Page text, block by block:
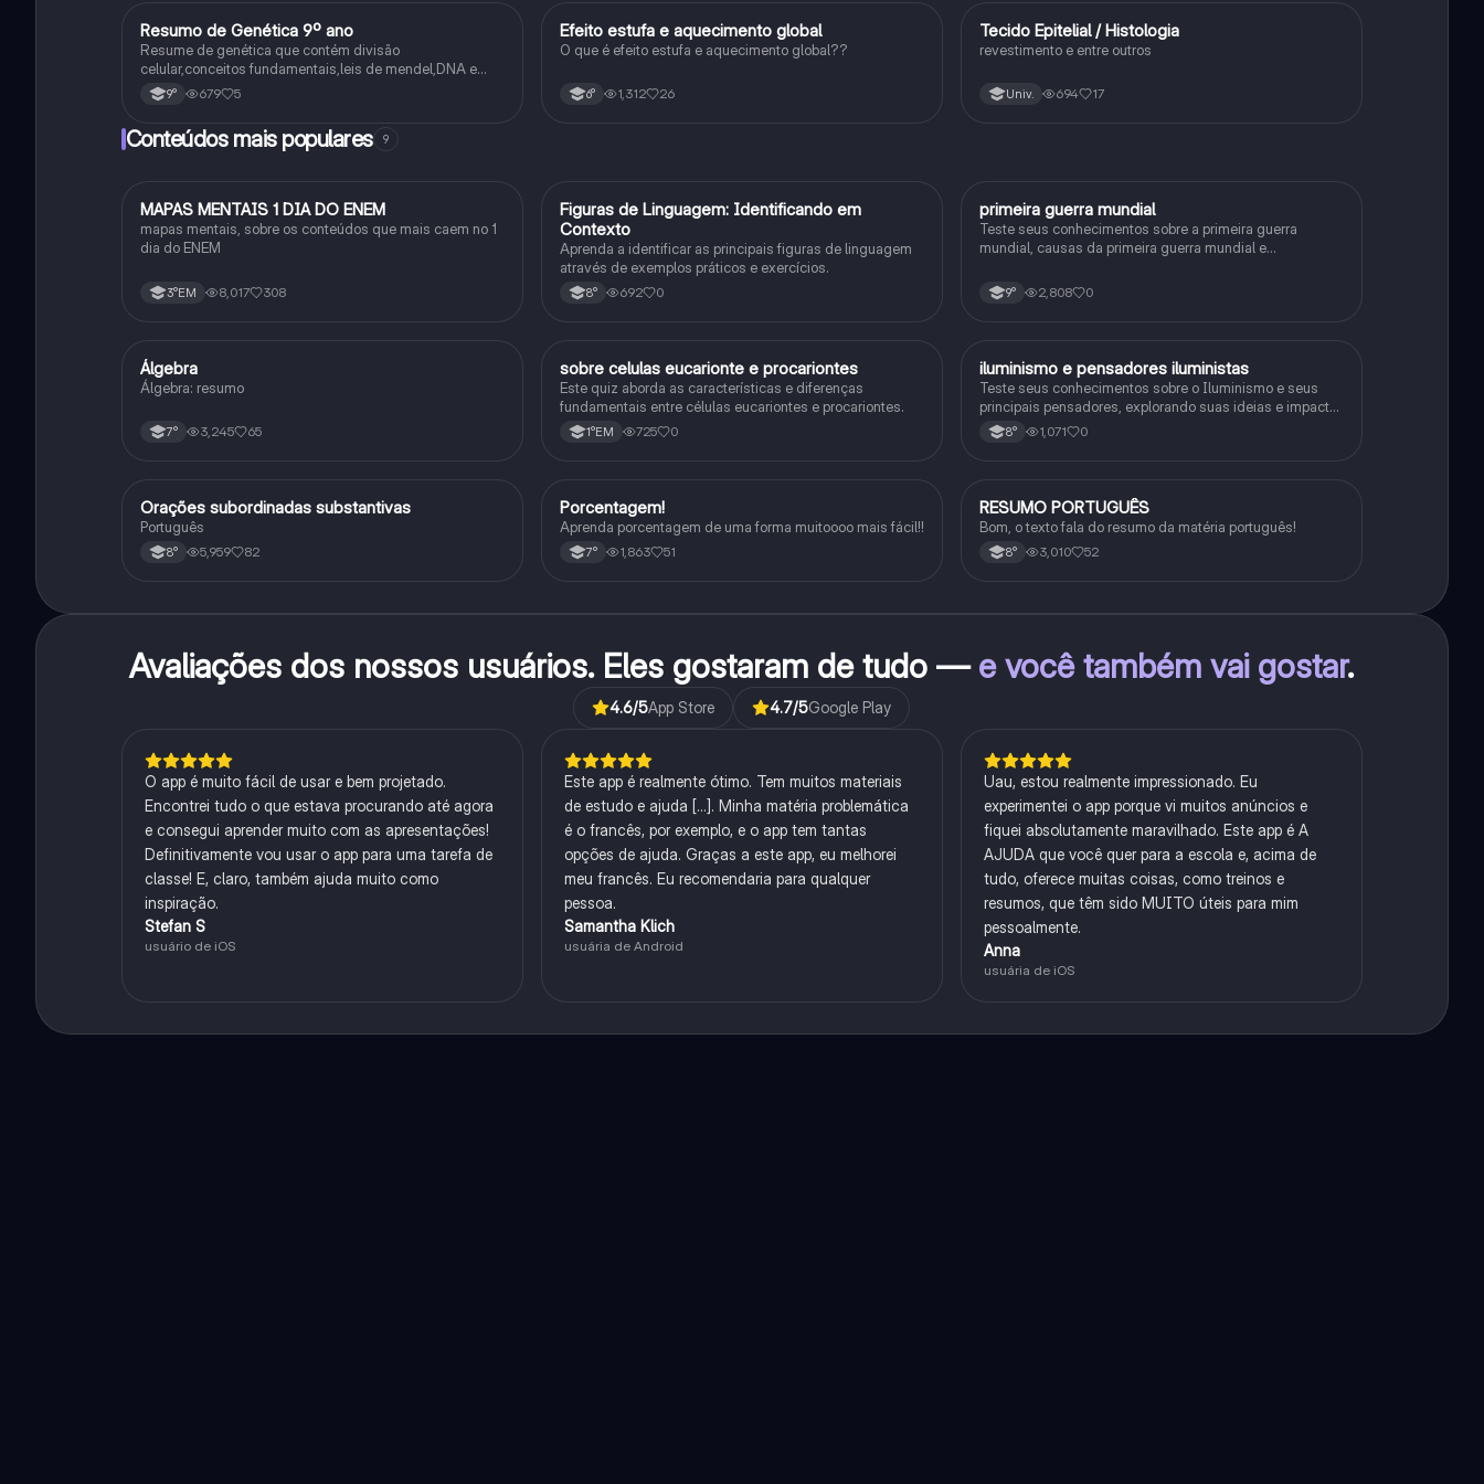
Ciência
Resumo de Genética 9º ano
Resume de genética que contém divisão
celular,conceitos fundamentais,leis de mendel,DNA e
RNA9° 679 5
Ciência
Efeito estufa e aquecimento global
O que é efeito estufa e aquecimento global??
6° 1,312 26
Ciência
Tecido Epitelial / Histologia
revestimento e entre outros
Univ. 694 17
Conteúdos mais populares 9
Português
MAPAS MENTAIS 1 DIA DO ENEM
mapas mentais, sobre os conteúdos que mais caem no 1
dia do ENEM
3°EM 8,017 308
FPortuguês
Figuras de Linguagem: Identificando em
Contexto
Aprenda a identificar as principais figuras de linguagem
através de exemplos práticos e exercícios.
8° 692 0
História
primeira guerra mundial
Teste seus conhecimentos sobre a primeira guerra
mundial, causas da primeira guerra mundial e
primeira guerra mundial
9° 2,808 0
Matematica
Álgebra
Álgebra: resumo
7° 3,245 65
Biologia
sobre celulas eucarionte e procariontes
Este quiz aborda as características e diferenças
fundamentais entre células eucariontes e procariontes.
1°EM 725 0
História
iluminismo e pensadores iluministas
Teste seus conhecimentos sobre o Iluminismo e seus
principais pensadores, explorando suas ideias e impacto
histórico.
8° 1,071 0
Português
Orações subordinadas substantivas
Português
8° 5,959 82
Matematica
Porcentagem!
Aprenda porcentagem de uma forma muitoooo mais fácil!!
7° 1,863 51
Português
RESUMO PORTUGUÊS
Bom, o texto fala do resumo da matéria português!
8° 3,010 52
Avaliações dos nossos usuários. Eles gostaram de tudo —e você também vai gostar.
4.6/5App Store 4.7/5Google Play
O app é muito fácil de usar e bem projetado.
Encontrei tudo o que estava procurando até agora
e consegui aprender muito com as apresentações!
Definitivamente vou usar o app para uma tarefa de
classe! E, claro, também ajuda muito como
inspiração.
Stefan S
usuário de iOS
Este app é realmente ótimo. Tem muitos materiais
de estudo e ajuda [...]. Minha matéria problemática
é o francês, por exemplo, e o app tem tantas
opções de ajuda. Graças a este app, eu melhorei
meu francês. Eu recomendaria para qualquer
pessoa.
Samantha Klich
usuária de Android
Uau, estou realmente impressionado. Eu
experimentei o app porque vi muitos anúncios e
fiquei absolutamente maravilhado. Este app é A
AJUDA que você quer para a escola e, acima de
tudo, oferece muitas coisas, como treinos e
resumos, que têm sido MUITO úteis para mim
pessoalmente.
Anna
usuária de iOS